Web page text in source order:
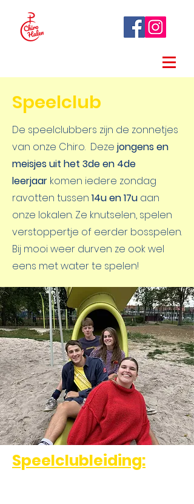
Speelclub
De speelclubbers zijn de zonnetjes
van onze Chiro. Deze jongens en
meisjes uit het 3de en 4de
leerjaar komen iedere zondag
ravotten tussen 14u en 17u aan
onze lokalen. Ze knutselen, spelen
verstoppertje of eerder bosspelen.
Bij mooi weer durven ze ook wel
eens met water te spelen!
Speelclubleiding: